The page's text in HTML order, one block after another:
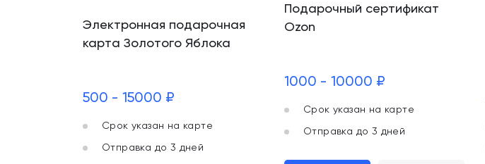
Электронная подарочная
карта Золотого Яблока
500 - 15000 ₽
Срок указан на карте
Отправка до 3 дней
Подарочный сертификат
Ozon
1000 - 10000 ₽
Срок указан на карте
Отправка до 3 дней